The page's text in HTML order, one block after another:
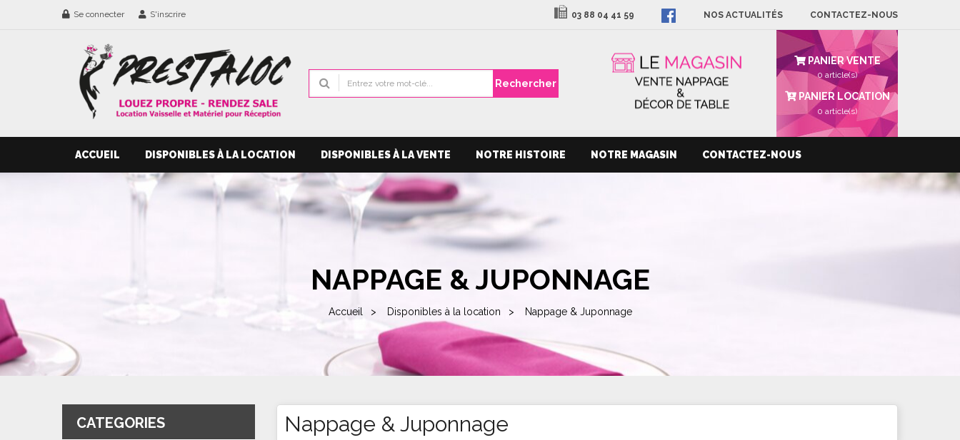
Se connecter S'inscrire 03 88 04 41 59 NOS ACTUALITÉS CONTACTEZ-NOUS
Rechercher
PANIER VENTE
0 article(s)
PANIER LOCATION
0 article(s)
ACCUEIL DISPONIBLES À LA LOCATION DISPONIBLES À LA VENTE NOTRE HISTOIRE NOTRE MAGASIN CONTACTEZ-NOUS
NAPPAGE & JUPONNAGE
Accueil Disponibles à la location Nappage & Juponnage
CATEGORIES Nappage & Juponnage